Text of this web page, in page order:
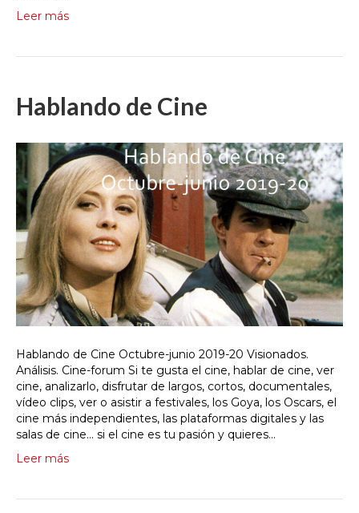
Leer más
Hablando de Cine
Hablando de Cine Octubre-junio 2019-20 Visionados.
Análisis. Cine-forum Si te gusta el cine, hablar de cine, ver
cine, analizarlo, disfrutar de largos, cortos, documentales,
vídeo clips, ver o asistir a festivales, los Goya, los Oscars, el
cine más independientes, las plataformas digitales y las
salas de cine… si el cine es tu pasión y quieres…
Leer más